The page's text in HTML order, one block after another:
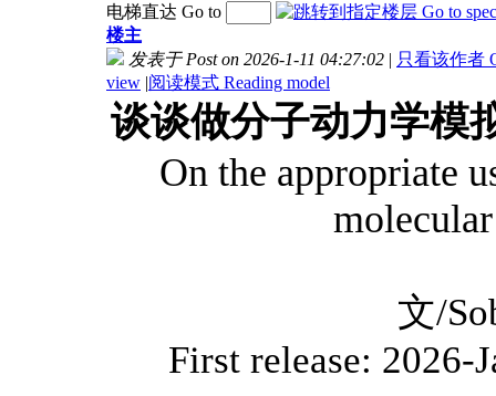
电梯直达 Go to
楼主
发表于 Post on 2026-1-11 04:27:02 | 只看该作者
view |阅读模式 Reading model
谈谈做分子动力学模
On the appropriate
文/
First release: